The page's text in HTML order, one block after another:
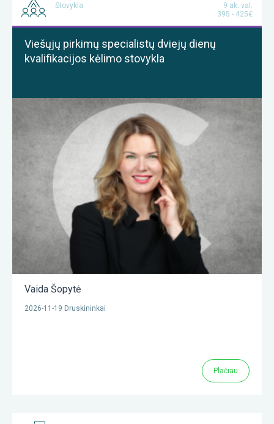
Stovykla
9 ak. val.
395 - 425€
Viešųjų pirkimų specialistų dviejų dienų
kvalifikacijos kėlimo stovykla
Vaida Šopytė
2026-11-19 Druskininkai
Plačiau